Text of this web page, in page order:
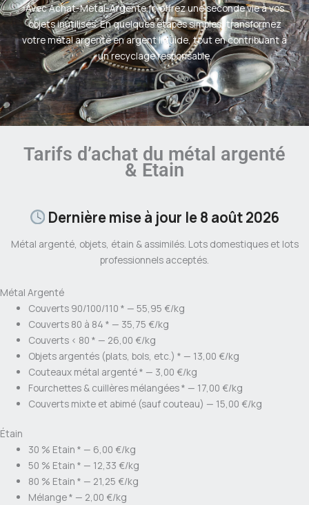
Avec Achat-Metal-Argente.fr, offrez une seconde vie à vos
objets inutilisés. En quelques étapes simples, transformez
votre métal argenté en argent liquide, tout en contribuant à
un recyclage responsable.
Tarifs d’achat du métal argenté
& Etain
Dernière mise à jour le 8 août 2026
Métal argenté, objets, étain & assimilés. Lots domestiques et lots
professionnels acceptés.
Métal Argenté
Couverts 90/100/110 * —55,95 €/kg
Couverts 80 à 84 * — 35,75 €/kg
Couverts < 80 * — 26,00 €/kg
Objets argentés (plats, bols, etc.) * — 13,00 €/kg
Couteaux métal argenté * — 3,00 €/kg
Fourchettes & cuillères mélangées * — 17,00 €/kg
Couverts mixte et abimé (sauf couteau) — 15,00 €/kg
Étain
30 % Etain * — 6,00 €/kg
50 % Etain * — 12,33 €/kg
80 % Etain * — 21,25 €/kg
Mélange * — 2,00 €/kg